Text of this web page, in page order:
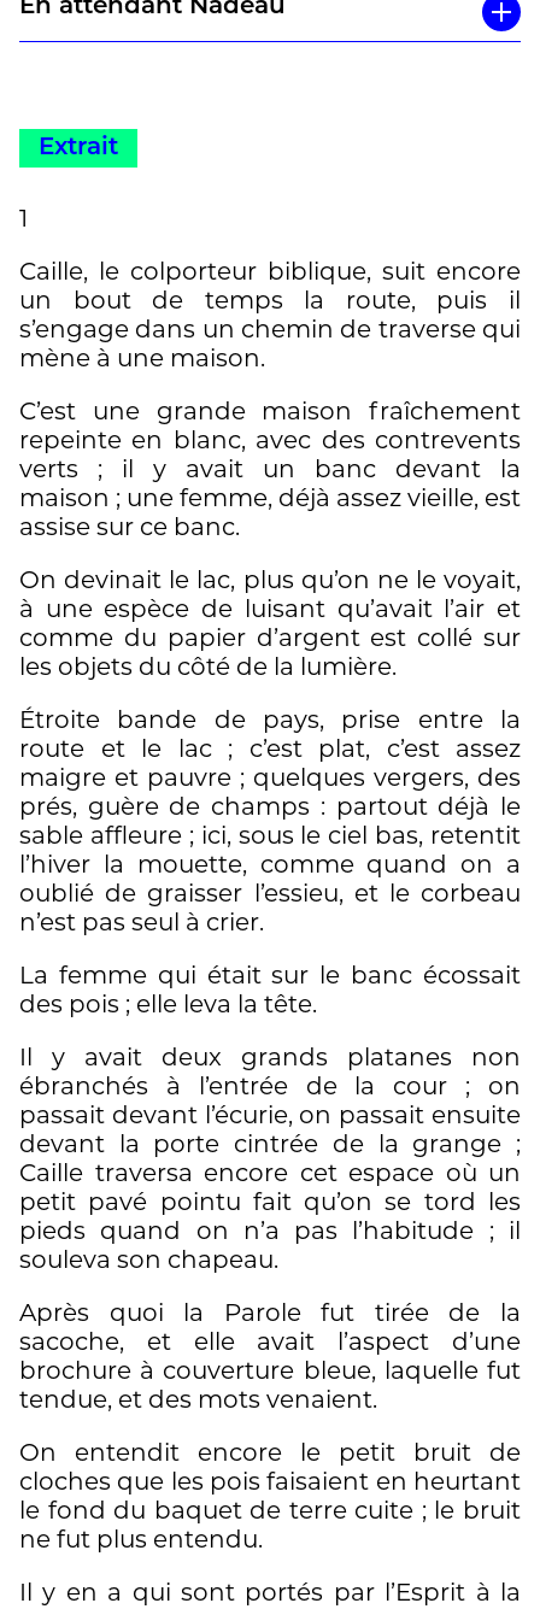
passé. (…)
La solution reste humaine si l’on sait
roman. C’est dire que les signes
ramuziens sont aussi ceux de l’espoir. »
En attendant Nadeau
Extrait
1
Caille, le colporteur biblique, suit encore
un bout de temps la route, puis il
s’engage dans un chemin de traverse qui
mène à une maison.
C’est une grande maison fraîchement
repeinte en blanc, avec des contrevents
verts ; il y avait un banc devant la
maison ; une femme, déjà assez vieille, est
assise sur ce banc.
On devinait le lac, plus qu’on ne le voyait,
à une espèce de luisant qu’avait l’air et
comme du papier d’argent est collé sur
les objets du côté de la lumière.
Étroite bande de pays, prise entre la
route et le lac ; c’est plat, c’est assez
maigre et pauvre ; quelques vergers, des
prés, guère de champs : partout déjà le
sable affleure ; ici, sous le ciel bas, retentit
l’hiver la mouette, comme quand on a
oublié de graisser l’essieu, et le corbeau
n’est pas seul à crier.
La femme qui était sur le banc écossait
des pois ; elle leva la tête.
Il y avait deux grands platanes non
ébranchés à l’entrée de la cour ; on
passait devant l’écurie, on passait ensuite
devant la porte cintrée de la grange ;
Caille traversa encore cet espace où un
petit pavé pointu fait qu’on se tord les
pieds quand on n’a pas l’habitude ; il
souleva son chapeau.
Après quoi la Parole fut tirée de la
sacoche, et elle avait l’aspect d’une
brochure à couverture bleue, laquelle fut
tendue, et des mots venaient.
On entendit encore le petit bruit de
cloches que les pois faisaient en heurtant
le fond du baquet de terre cuite ; le bruit
ne fut plus entendu.
Il y en a qui sont portés par l’Esprit à la